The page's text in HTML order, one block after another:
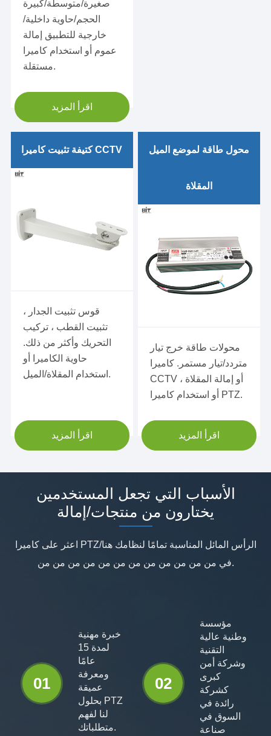
صغيرة/متوسطة/كبيرة
الحجم/حاوية داخلية/
خارجية للتطبيق إمالة
عموم أو استخدام كاميرا
مستقلة.
اقرأ المزيد
كتيفة تثبيت كاميرا CCTV للكاميرا الداخلية
قوس الكاميرا الداخلية
قوس تثبيت قلادة الكاميرا
في الهواء الطلق كاميرا
جدار جبل قوس مع المشترك
العالمي
قوس تثبيت الجدار ،
تثبيت القطب ، تركيب
التحريك وأكثر من ذلك.
حاوية الكاميرا أو
استخدام المقلاة/الميل.
اقرأ المزيد
محول طاقة لموضع الميل
المقلاة
امدادات الطاقة ، تيار متردد/
تيار مستمر 36VDC W
امدادات الطاقة ، تيار متردد/
تيار مستمر 48VDC W
محولات طاقة خرج تيار
متردد/تيار مستمر. كاميرا
CCTV ، أو إمالة المقلاة
أو استخدام كاميرا PTZ.
اقرأ المزيد
الأسباب التي تجعل المستخدمين
يختارون من منتجات/إمالة
اعثر على كاميرا PTZ/الرأس المائل المناسبة تمامًا لنظامك هنا
في من من من من من من من من من من من من.
01
خبرة مهنية
لمدة 15
عامًا
ومعرفة
عميقة
بحلول PTZ
لنا لفهم
متطلباتك.
02
مؤسسة
وطنية عالية
التقنية
وشركة أمن
كبرى
كشركة
رائدة في
السوق في
صناعة